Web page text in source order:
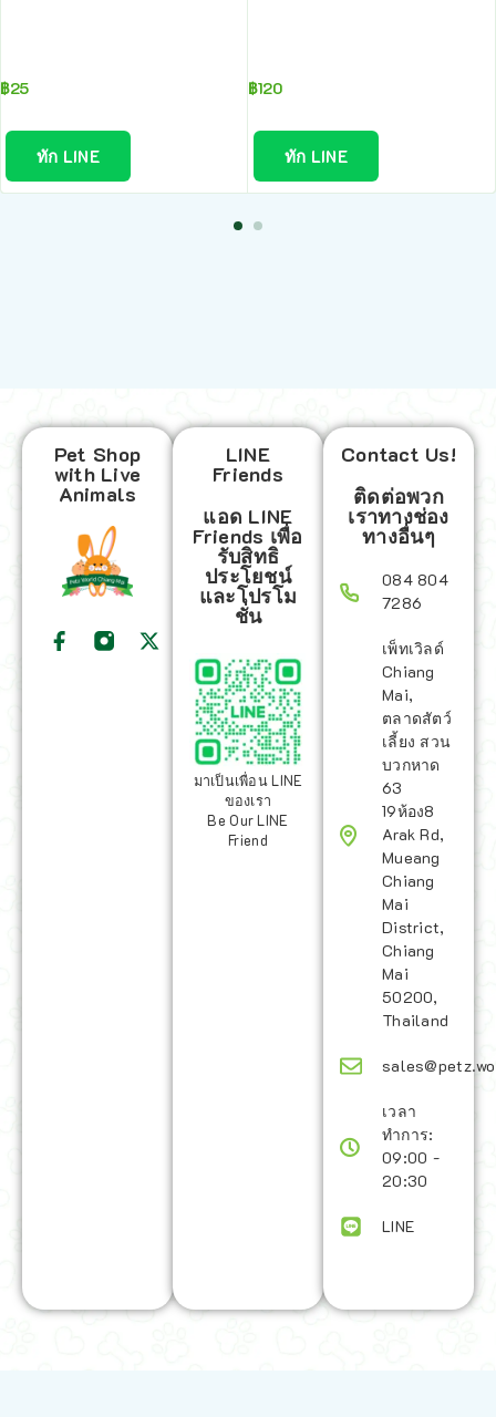
฿25
ทัก LINE
฿120
ทัก LINE
Pet Shop
with Live
Animals
LINE
Friends
แอด LINE
Friends เพื่อ
รับสิทธิ
ประโยชน์
และโปรโม
ชั่น
มาเป็นเพื่อน LINE
ของเรา
Be Our LINE
Friend
Contact Us!
ติดต่อพวก
เราทางช่อง
ทางอื่นๆ
084 804
7286
เพ็ทเวิลด์
Chiang
Mai,
ตลาดสัตว์
เลี้ยง สวน
บวกหาด
63
19ห้อง8
Arak Rd,
Mueang
Chiang
Mai
District,
Chiang
Mai
50200,
Thailand
เวลา
ทำการ:
09:00 -
20:30
LINE